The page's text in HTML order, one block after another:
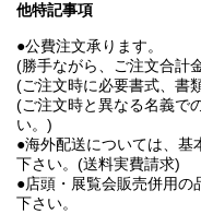
他特記事項
●公費注文承ります。
(勝手ながら、ご注文合計
(ご注文時に必要書式、書
(ご注文時と異なる名義で
い。)
●海外配送については、基
下さい。(送料実費請求)
●店頭・展覧会販売併用の
下さい。